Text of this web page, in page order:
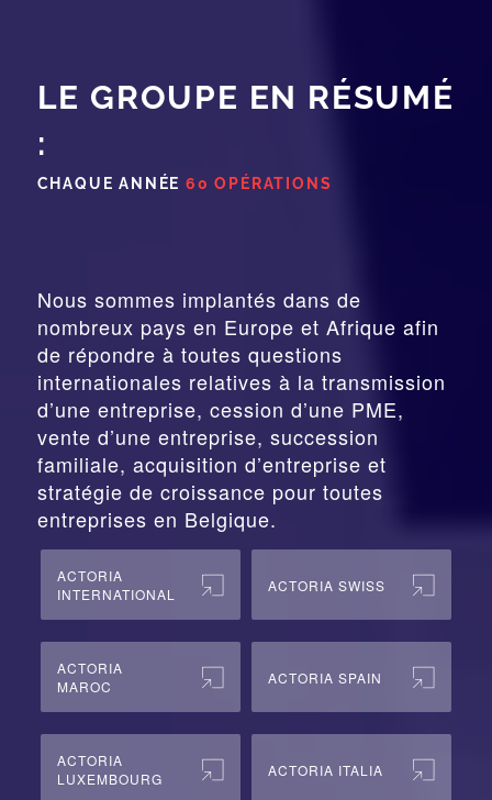
LE GROUPE EN RÉSUMÉ
:
CHAQUE ANNÉE 60 OPÉRATIONS
Nous sommes implantés dans de
nombreux pays en Europe et Afrique afin
de répondre à toutes questions
internationales relatives à la transmission
d’une entreprise, cession d’une PME,
vente d’une entreprise, succession
familiale, acquisition d’entreprise et
stratégie de croissance pour toutes
entreprises en Belgique.
ACTORIA
INTERNATIONAL
ACTORIA SWISS
ACTORIA
MAROC
ACTORIA SPAIN
ACTORIA
LUXEMBOURG
ACTORIA ITALIA